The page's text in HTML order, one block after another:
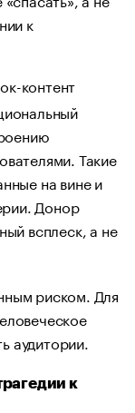
к
контент
Такие
на вине и
Донор
всплеск, а не
риском. Для
аудитории.
к